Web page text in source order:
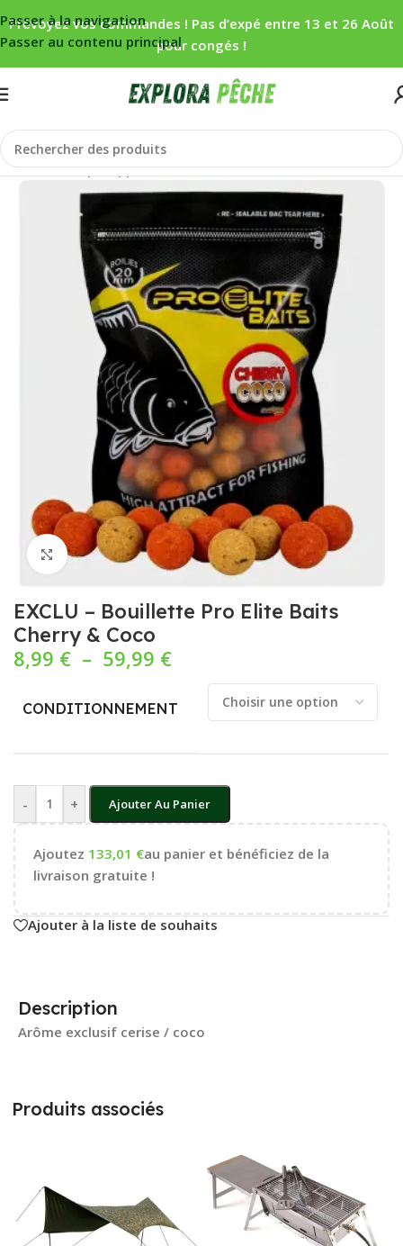
Passer à la navigation
Passer au contenu principal
Prévoyez vos commandes ! Pas d’expé entre 13 et 26 Août
pour congés !
Accueil/Carpe/Appâts/Bouillettes
Cliquez pour agrandir
EXCLU – Bouillette Pro Elite Baits
Cherry & Coco
8,99 € – 59,99 €
CONDITIONNEMENT
- + Ajouter Au Panier
Ajoutez 133,01 €au panier et bénéficiez de la
livraison gratuite !
Ajouter à la liste de souhaits
Description
Arôme exclusif cerise / coco
Produits associés